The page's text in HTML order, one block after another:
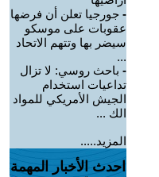
- جورجيا تعلن أن فرضها
عقوبات على موسكو
سيضر بها وتتهم الاتحاد
...
- باحث روسي: لا تزال
تداعيات استخدام
الجيش الأمريكي للمواد
الك ...
المزيد.....
احدث الأخبار المهمة